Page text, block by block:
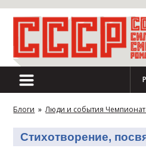
Блоги » Люди и события
Стихотворение,